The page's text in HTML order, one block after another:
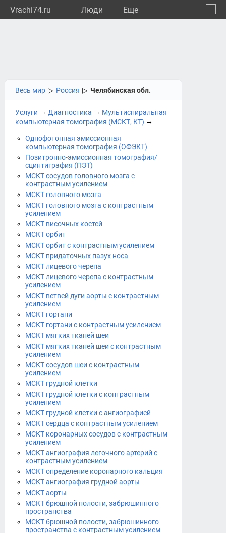
Vrachi74.ru Люди Eще
Весь мир ▷ Россия ▷ Челябинская обл.
Услуги → Диагностика → Мультиспиральная
компьютерная томография (МСКТ, КТ) →
Однофотонная эмиссионная
компьютерная томография (ОФЭКТ)
Позитронно-эмиссионная томография/
сцинтиграфия (ПЭТ)
МСКТ сосудов головного мозга с
контрастным усилением
МСКТ головного мозга
МСКТ головного мозга с контрастным
усилением
МСКТ височных костей
МСКТ орбит
МСКТ орбит с контрастным усилением
МСКТ придаточных пазух носа
МСКТ лицевого черепа
МСКТ лицевого черепа с контрастным
усилением
МСКТ ветвей дуги аорты с контрастным
усилением
МСКТ гортани
МСКТ гортани с контрастным усилением
МСКТ мягких тканей шеи
МСКТ мягких тканей шеи с контрастным
усилением
МСКТ сосудов шеи с контрастным
усилением
МСКТ грудной клетки
МСКТ грудной клетки с контрастным
усилением
МСКТ грудной клетки с ангиографией
МСКТ сердца с контрастным усилением
МСКТ коронарных сосудов с контрастным
усилением
МСКТ ангиография легочного артерий с
контрастным усилением
МСКТ определение коронарного кальция
МСКТ ангиография грудной аорты
МСКТ аорты
МСКТ брюшной полости, забрюшинного
пространства
МСКТ брюшной полости, забрюшинного
пространства с контрастным усилением